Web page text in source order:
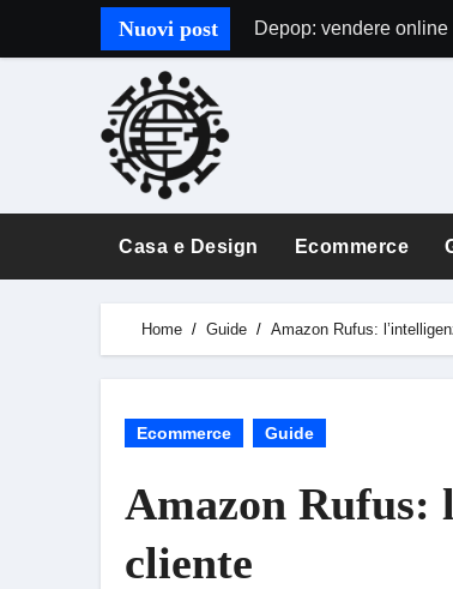
Nuovi post Depop: vendere online
Casa e Design Ecommerce
Home Guide Amazon Rufus:
Ecommerce Guide
Amazon Rufus:
cliente